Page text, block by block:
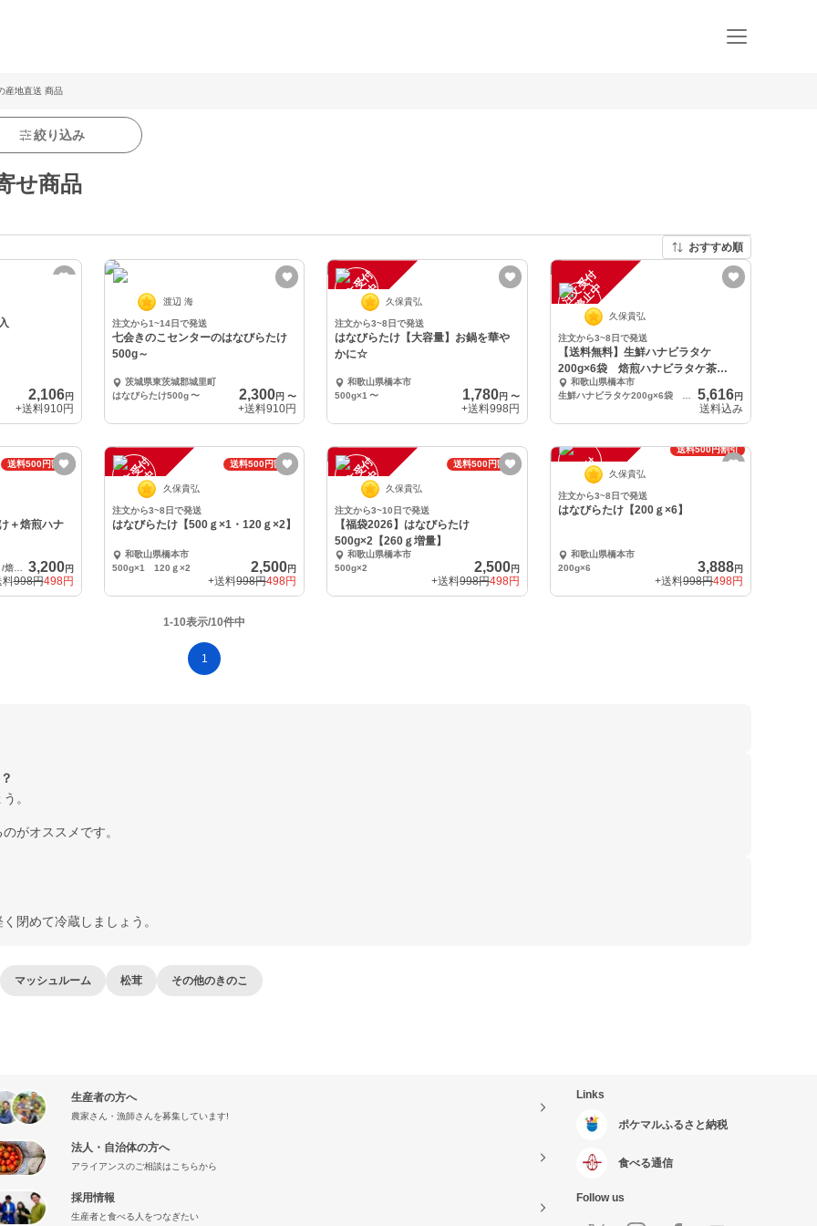
産地直送 商品
絞り込み
せ商品
おすすめ順
2,106円
+送料910円
渡辺 海
注文から1~14日で発送
七会きのこセンターのはなびらたけ
500g～
茨城県東茨城郡城里町
はなびらたけ500g 〜 2,300円〜
+送料910円
注
文
受
付
停
止
中 久保貴弘
注文から3~8日で発送
はなびらたけ【大容量】お鍋を華や
かに☆
和歌山県橋本市
500g×1 〜 1,780円〜
+送料998円
注
文
受
付
停
止
中
久保貴弘
注文から3~8日で発送
【送料無料】生鮮ハナビラタケ
200g×6袋 焙煎ハナビラタケ茶
30g×1袋
和歌山県橋本市
5,616円
送料込み
送料500円割引
＋焙煎ハナ
生鮮ハナビラタケ400ｇ×１/焙煎ハナビラタケ茶３０ｇ×１ 3,200円
料998円498円
注
文
受
付
停
止
中
送料500円割引
久保貴弘
注文から3~8日で発送
はなびらたけ【500ｇ×1・120ｇ×2】
和歌山県橋本市
500g×1 120ｇ×2
2,500円
+送料998円498円
注
文
受
付
停
止
中
送料500円割引
久保貴弘
注文から3~10日で発送
【福袋2026】はなびらたけ
500g×2【260ｇ増量】
和歌山県橋本市
500g×2
2,500円
+送料998円498円
注
文
受
付
停
止
中
送料500円割引
久保貴弘
注文から3~8日で発送
はなびらたけ【200ｇ×6】
和歌山県橋本市
200g×6
3,888円
+送料998円498円
1-10表示/10件中
1
。
がオススメです。
閉めて冷蔵しましょう。
マッシュルーム 松茸 その他のきのこ
生産者の方へ
農家さん・漁師さんを募集しています!
法人・自治体の方へ
アライアンスのご相談はこちらから
採用情報
生産者と食べる人をつなぎたい
Links
ポケマルふるさと納税
食べる通信
Follow us